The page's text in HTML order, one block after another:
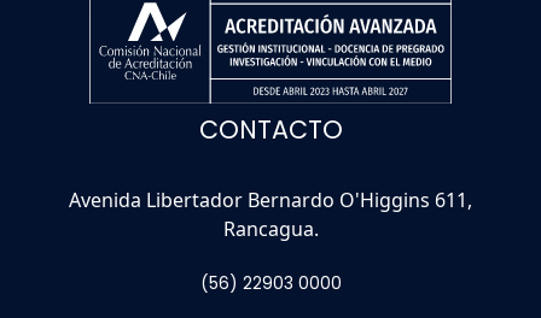
CONTACTO
Avenida Libertador Bernardo O'Higgins 611,
Rancagua.
(56) 22903 0000